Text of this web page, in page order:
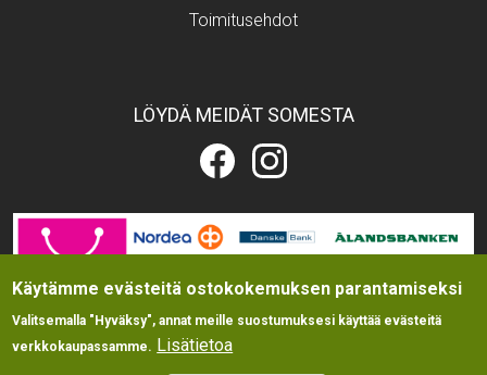
Toimitusehdot
LÖYDÄ MEIDÄT SOMESTA
Eläintarvikekauppa.fi
Facebookissa
Eläintarvikekauppa.fi
Instagramissa
Image
Käytämme evästeitä ostokokemuksen parantamiseksi
Valitsemalla "Hyväksy", annat meille suostumuksesi käyttää evästeitä
verkkokaupassamme. Lisätietoa